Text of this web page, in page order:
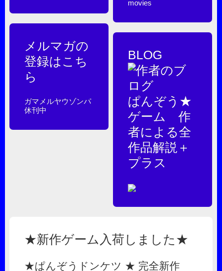
movies
メルマガの
登録はこち
ら
ガマメルヤウゾンパ
休刊中
BLOG
ぱんぞう★
ゲーム 作
者による全
作品解説＋
プラス
★新作ゲーム入荷しました★
★ぱんぞうドンケツ ★ 完全新作